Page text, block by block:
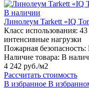
В наличии
Линолеум Tarkett «IQ
Класс использования:
интенсивные нагрузки
Пожарная безопасность:
Наличие товара: В
4 242 руб./м2
Рассчитать стоимость
В избранное В